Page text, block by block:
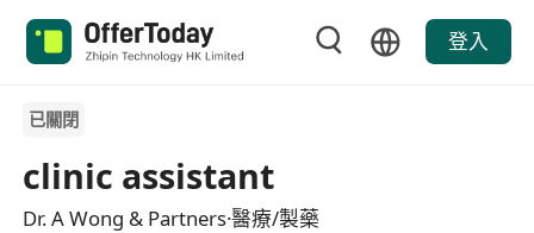
登入
已關閉
clinic assistant
Dr. A Wong & Partners·醫療/製藥